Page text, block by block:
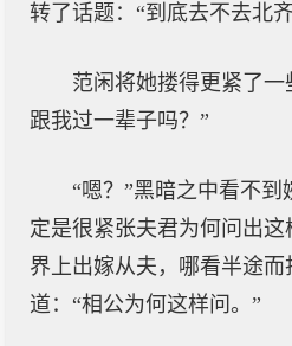
转了话题：“到底去不去北
范闲将她搂得更紧了
跟我过一辈子吗？”
“嗯？”黑暗之中看不
定是很紧张夫君为何问出
界上出嫁从夫，哪看半途
道：“相公为何这样问。”